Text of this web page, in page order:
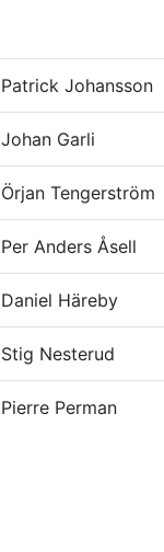
Patrick Johansson
Johan Garli
Örjan Tengerström
Per Anders Åsell
Daniel Häreby
Stig Nesterud
Pierre Perman